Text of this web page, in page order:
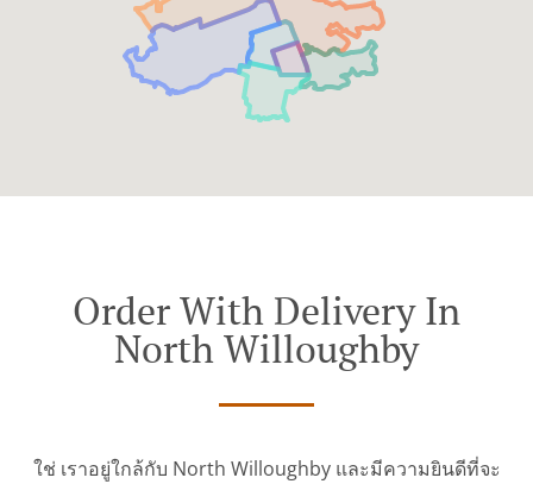
Order With Delivery In
North Willoughby
ใช่ เราอยู่ใกล้กับ North Willoughby และมีความยินดีที่จะ